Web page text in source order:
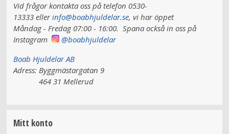
Vid frågor kontakta oss på telefon 0530-
13333 ellerinfo@boabhjuldelar.se, vi haröppet
Måndag - Fredag 07:00 - 16:00. Spana också in oss på
Instagram
@boabhjuldelar
Boab Hjuldelar AB
Adress: Byggmästargatan 9
464 31 Mellerud
Mitt konto